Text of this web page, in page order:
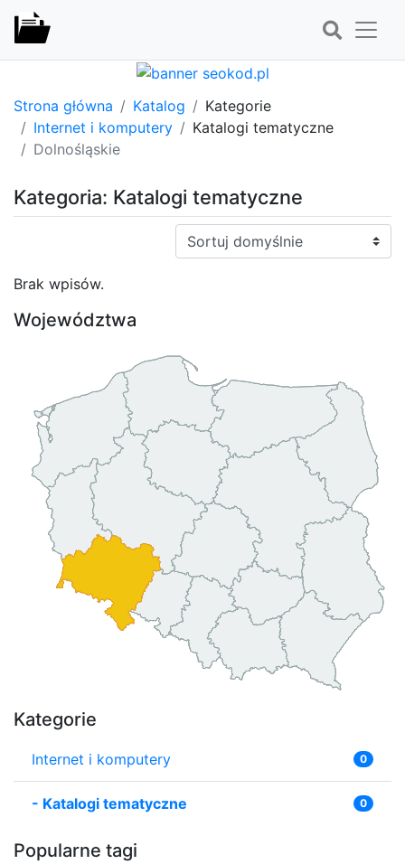
Strona główna Katalog
Kategorie
Internet i komputery
Katalogi tematyczne
Dolnośląskie
Kategoria: Katalogi tematyczne
Sortuj:
Brak wpisów.
Województwa
Kategorie
Internet i komputery 0
- Katalogi tematyczne 0
Popularne tagi